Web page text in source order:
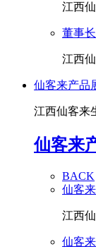
江西
董事
江西
仙客来产品
江西仙客来
仙客来
BACK
仙客
江西
仙客